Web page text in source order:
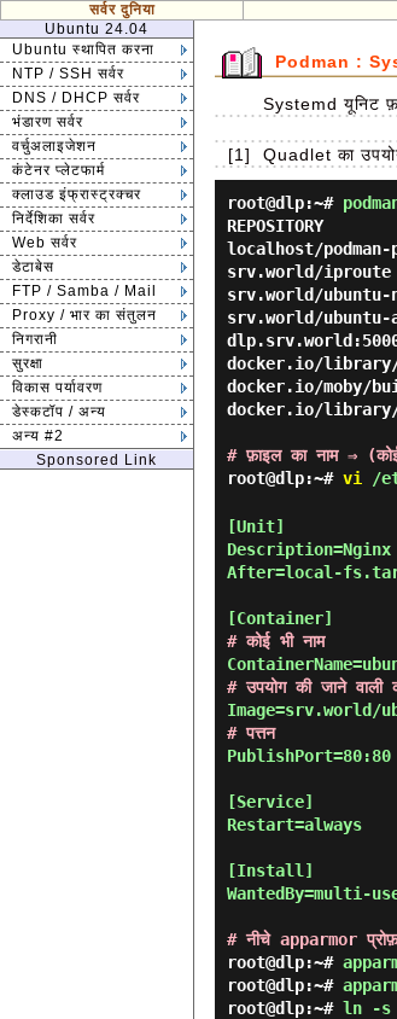
सर्वर दुनिया
Ubuntu 24.04
Ubuntu स्थापित करना
NTP / SSH सर्वर
DNS / DHCP सर्वर
भंडारण सर्वर
वर्चुअलाइजेशन
कंटेनर प्लेटफार्म
क्लाउड इंफ्रास्ट्रक्चर
निर्देशिका सर्वर
Web सर्वर
डेटाबेस
FTP / Samba / Mail
Proxy / भार का संतुलन
निगरानी
सुरक्षा
विकास पर्यावरण
डेस्कटॉप / अन्य
अन्य #2
Sponsored Link
Podman :
Systemd यूनिट
[1] Quadlet का
root@dlp:~#
REPOSITORY
localhost/
srv.world/
srv.world/
srv.world/
docker.io/
docker.io/moby/
docker.io/library/
# फ़ाइल का नाम ⇒
root@dlp:~# vi /
[Unit]
After=local-
# कोई भी नाम
# उपयोग की जाने वाली
# पत्तन
PublishPort=80:80
[Service]
Restart=always
[Install]
WantedBy=multi-
# नीचे apparmor
root@dlp:~#
root@dlp:~#
root@dlp:~# ln -s